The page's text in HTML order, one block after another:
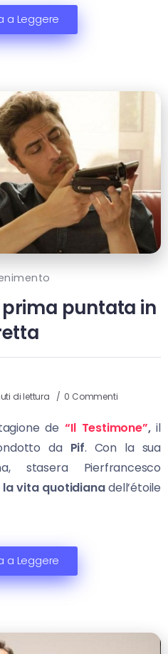
a Leggere
puntata in
di lettura 0 Commenti
de“Il Testimone”,il
da Pif. Con la sua
stasera Pierfrancesco
la vita quotidianadell’étoile
a Leggere